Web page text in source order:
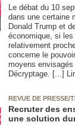
Le débat du 10
dans une certaine
Donald Trump et
économique, si
relativement
concerne le
moyens envisagés
Décryptage. [...]
REVUE DE PRESSE/
Recruter des
une solution